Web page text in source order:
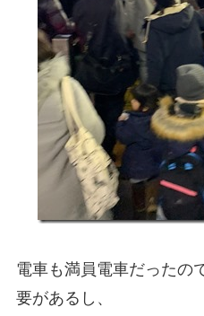
電車も満員電車だったの
要があるし、